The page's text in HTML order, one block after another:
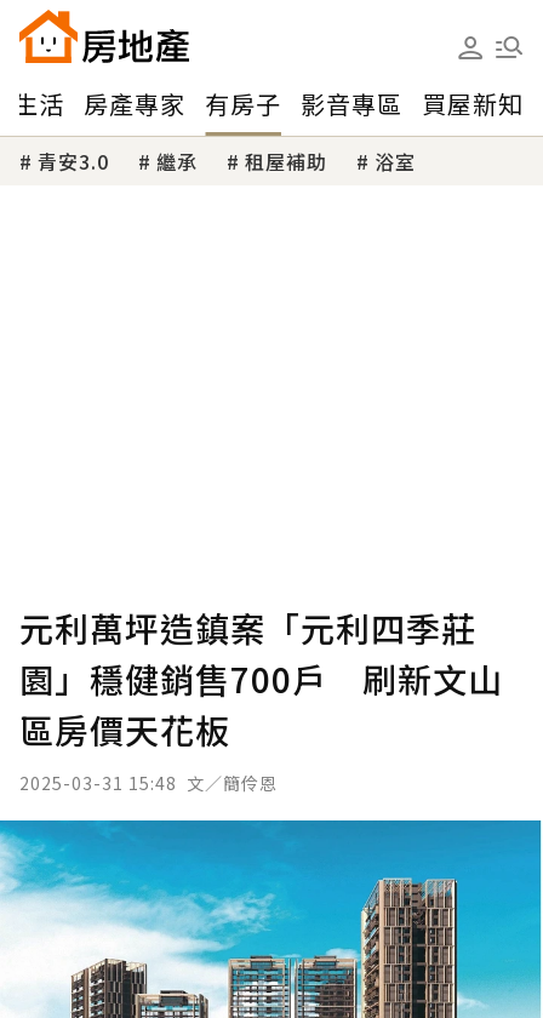
生活 房產專家 有房子 影音專區 買屋新知
青安3.0 繼承 租屋補助 浴室
元利萬坪造鎮案「元利四季莊
園」穩健銷售700戶 刷新文山
區房價天花板
2025-03-31 15:48 文／簡伶恩